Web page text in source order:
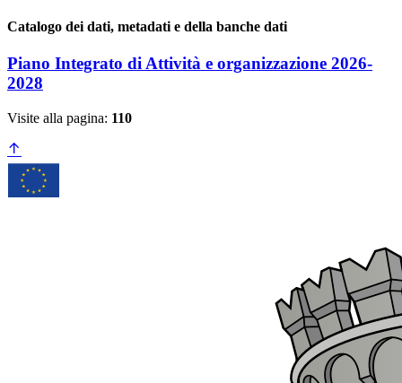
Catalogo dei dati, metadati e della banche dati
Piano Integrato di Attività e organizzazione 2026-
2028
Visite alla pagina: 110